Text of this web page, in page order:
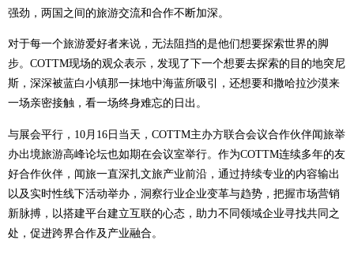
强劲，两国之间的旅游交流和合作不断加深。
对于每一个旅游爱好者来说，无法阻挡的是他们想要探索世界的脚
步。COTTM现场的观众表示，发现了下一个想要去探索的目的地突尼
斯，深深被蓝白小镇那一抹地中海蓝所吸引，还想要和撒哈拉沙漠来
一场亲密接触，看一场终身难忘的日出。
与展会平行，10月16日当天，COTTM主办方联合会议合作伙伴闻旅举
办出境旅游高峰论坛也如期在会议室举行。作为COTTM连续多年的友
好合作伙伴，闻旅一直深扎文旅产业前沿，通过持续专业的内容输出
以及实时性线下活动举办，洞察行业企业变革与趋势，把握市场营销
新脉搏，以搭建平台建立互联的心态，助力不同领域企业寻找共同之
处，促进跨界合作及产业融合。